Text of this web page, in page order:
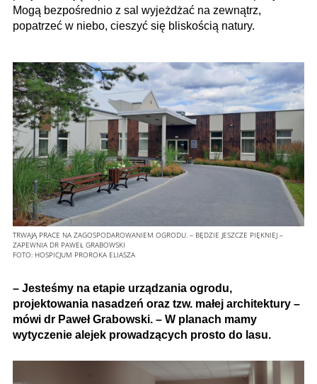
Mogą bezpośrednio z sal wyjeżdżać na zewnątrz,
popatrzeć w niebo, cieszyć się bliskością natury.
TRWAJĄ PRACE NA ZAGOSPODAROWANIEM OGRODU. – BĘDZIE JESZCZE PIĘKNIEJ –
ZAPEWNIA DR PAWEŁ GRABOWSKI
FOTO: HOSPICJUM PROROKA ELIASZA
– Jesteśmy na etapie urządzania ogrodu,
projektowania nasadzeń oraz tzw. małej architektury –
mówi dr Paweł Grabowski. – W planach mamy
wytyczenie alejek prowadzących prosto do lasu.